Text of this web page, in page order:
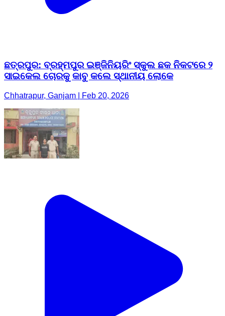
ଛତ୍ରପୁର: ବ୍ରହ୍ମପୁର ଇଞ୍ଜିନିୟରିଂ ସ୍କୁଲ ଛକ ନିକଟରେ ୨
ସାଇକେଲ ଚୋରକୁ କାବୁ କଲେ ସ୍ଥାନୀୟ ଲୋକେ
Chhatrapur, Ganjam | Feb 20, 2026